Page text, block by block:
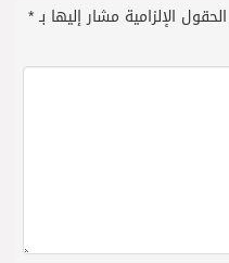
الحقول الإلزامية مشار إليها بـ*